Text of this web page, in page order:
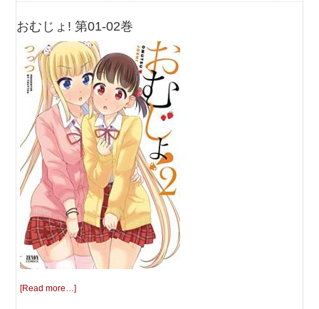
おむじょ! 第01-02巻
[Read more…]